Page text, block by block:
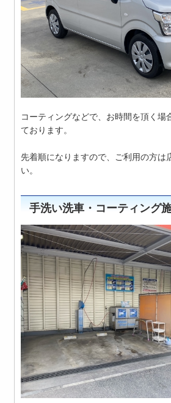
コーティングなどで、お時間を頂く場
ております。
先着順になりますので、ご利用の方は
い。
手洗い洗車・コーティング